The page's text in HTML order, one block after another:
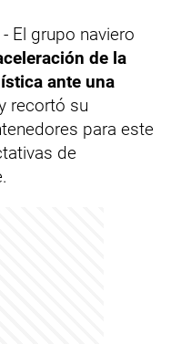
- El grupo naviero
de la
ante una
recortó su
para este
de